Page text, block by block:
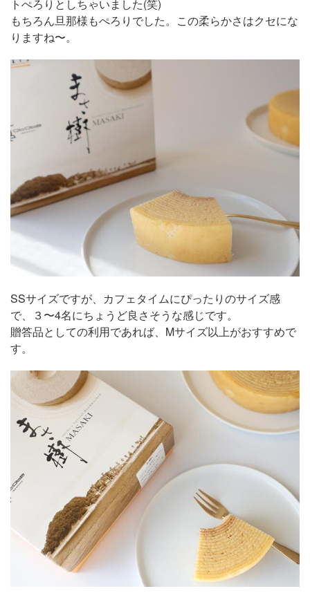
トぺろりとしちゃいました(笑)
もちろん旦那様もぺろりでした。この柔らかさはクセにな
りますね〜。
SSサイズですが、カフェタイムにぴったりのサイズ感
で、３〜4名にちょうど良さそうな感じです。
贈答品としての利用であれば、Mサイズ以上がおすすめで
す。